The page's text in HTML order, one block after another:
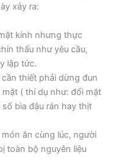
xảy ra:
kính nhưng thực
thấu như yêu cầu,
lập tức.
thiết phải dừng đun
( thí dụ như: đổi mặt
bìa đậu rán hay thịt
ăn cùng lúc, người
toàn bộ nguyên liệu